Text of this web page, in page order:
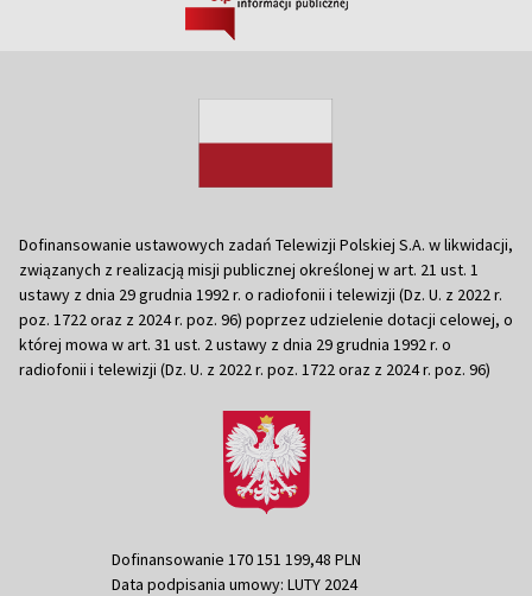
Dofinansowanie ustawowych zadań Telewizji Polskiej S.A. w likwidacji,
związanych z realizacją misji publicznej określonej w art. 21 ust. 1
ustawy z dnia 29 grudnia 1992 r. o radiofonii i telewizji (Dz. U. z 2022 r.
poz. 1722 oraz z 2024 r. poz. 96) poprzez udzielenie dotacji celowej, o
której mowa w art. 31 ust. 2 ustawy z dnia 29 grudnia 1992 r. o
radiofonii i telewizji (Dz. U. z 2022 r. poz. 1722 oraz z 2024 r. poz. 96)
Dofinansowanie 170 151 199,48 PLN
Data podpisania umowy: LUTY 2024